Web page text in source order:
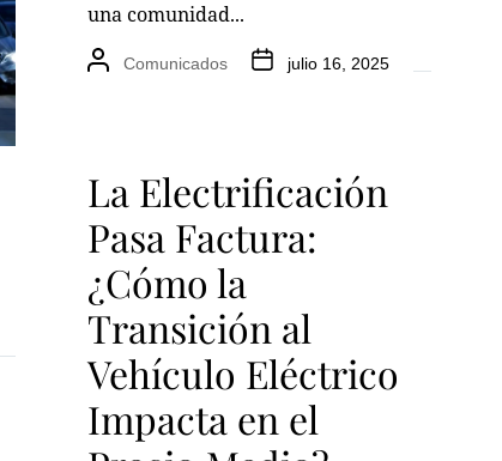
una comunidad...
Comunicados julio 16, 2025
La Electrificación
Pasa Factura:
¿Cómo la
Transición al
Vehículo Eléctrico
Impacta en el